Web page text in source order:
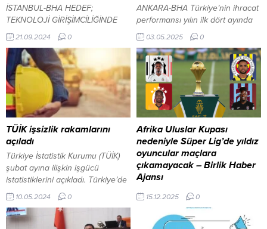
İSTANBUL-BHA HEDEF;
TEKNOLOJİ GİRİŞİMCİLİĞİNDE
DEVLER LİGİNE GİRMEK Sanayi
ve Teknoloji Bakanı Mehmet Fatih
Kacır, devreye aldıkları her yeni
program ile yüksek teknolojide
ve inovasyonda geldikleri
noktanın tesadüf olmadığının
kanıtı niteliğinde olduğunu ifade
ederek, “Dünyada uygulanan en
etkin AR-GE teşvik sistemiyle de
ülkemizde adeta sıfırdan bir AR-
GE ve inovasyon ekosistemi
inşa...
21.09.2024 0
ANKARA-BHA Türkiye’nin ihracat
performansı yılın ilk dört ayında
artış ivmesini sürdürürken,
başkent Ankara da dış satımını
önemli ölçüde artırdı. Ocak-nisan
döneminde Ankara’dan yapılan
ihracat, geçen yılın aynı
dönemine göre yüzde 19,4
yükselerek 4 milyar 568 milyon 4
bin dolara ulaştı. Ticaret
Bakanlığı ve Türkiye İhracatçılar
Meclisi (TİM) verilerine göre,
Türkiye’nin...
03.05.2025 0
TÜİK işsizlik rakamlarını
açıladı
Türkiye İstatistik Kurumu (TÜİK)
şubat ayına ilişkin işgücü
istatistiklerini açıkladı. Türkiye’de
işsizlik oranı, martta bir önceki
aya göre 0,1 puan azalarak
yüzde 8,6 oldu. 10 Mayıs 2024,
10.05.2024 0
Afrika Uluslar Kupası
nedeniyle Süper Lig’de yıldız
oyuncular maçlara
çıkamayacak – Birlik Haber
Ajansı
İSTANBUL-BHA Siyah-
beyazlılarda Wilfred Ndidi
(Nijerya) ve El Bilal Touré (Mali),
15.12.2025 0